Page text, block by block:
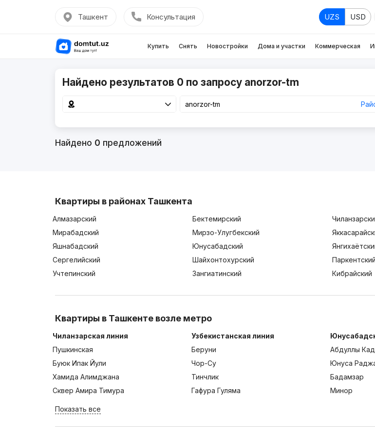
Ташкент Консультация UZS USD
Купить Снять Новостройки Дома и участки Коммерческая
Найдено результатов 0 по запросу anorzor-tm
Найдено 0 предложений
Квартиры в районах Ташкента
Алмазарский Бектемирский
Мирабадский
Мирзо-Улугбекский
Яшнабадский
Юнусабадский
Сергелийский
Шайхонтохурский
Паркентский
Учтепинский
Зангиатинский Кибрайский
Квартиры в Ташкенте возле метро
Чиланзарская линия
Пушкинская
Буюк Ипак Йули
Хамида Алимджана
Сквер Амира Тимура
Узбекистанская линия
Беруни
Чор-Су
Тинчлик
Гафура Гуляма
Абдуллы
Юнуса
Бадамзар
Минор
Показать все